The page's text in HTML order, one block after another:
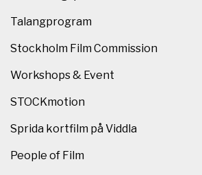
Talangprogram
Stockholm Film Commission
Workshops & Event
STOCKmotion
Sprida kortfilm på Viddla
People of Film